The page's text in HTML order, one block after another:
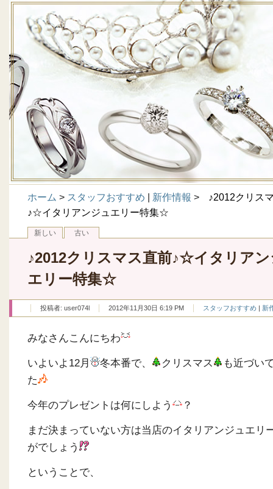
ホーム > スタッフおすすめ 新作情報 >
♪2012クリス
♪☆イタリアンジュエリー特集☆
新しい 古い
♪2012クリスマス直前♪☆イタリア
エリー特集☆
投稿者: user074l 2012年11月30日 6:19 PM スタッフおすすめ 新
みなさんこんにちわ
いよいよ12月 冬本番で、 クリスマス
も近づい
た
今年のプレゼントは何にしよう ？
まだ決まっていない方は当店のイタリアンジュエリ
がでしょう
ということで、